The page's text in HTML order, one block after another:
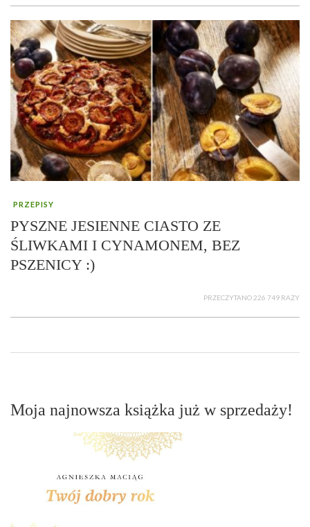
PRZEPISY
PYSZNE JESIENNE CIASTO ZE
ŚLIWKAMI I CYNAMONEM, BEZ
PSZENICY :)
PRZECZYTANO 226 749 RAZY
Moja najnowsza książka już w sprzedaży!